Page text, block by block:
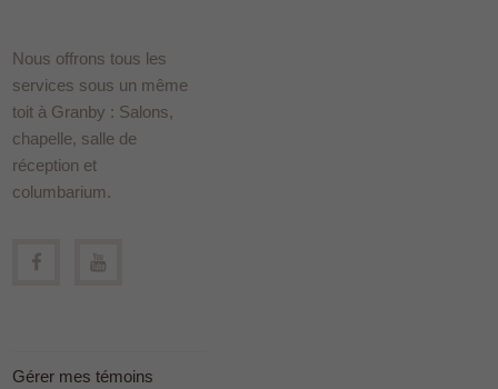
Nous offrons tous les
services sous un même
toit à Granby : Salons,
chapelle, salle de
réception et
columbarium.
Gérer mes témoins